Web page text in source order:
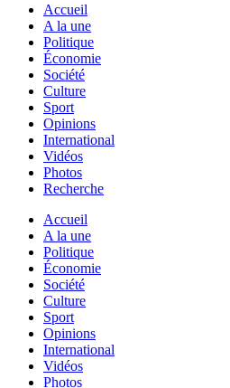
Accueil
A la une
Politique
Économie
Société
Culture
Sport
Opinions
International
Vidéos
Photos
Recherche
Accueil
A la une
Politique
Économie
Société
Culture
Sport
Opinions
International
Vidéos
Photos